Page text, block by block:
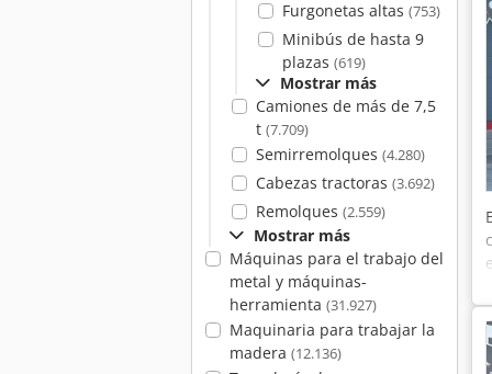
Furgonetas altas (753)
Minibús de hasta 9
plazas (619)
Mostrar más
Camiones de más de 7,5
t (7.709)
Semirremolques (4.280)
Cabezas tractoras (3.692)
Remolques (2.559)
Mostrar más
Máquinas para el trabajo del
metal y máquinas-
herramienta (31.927)
Maquinaria para trabajar la
madera (12.136)